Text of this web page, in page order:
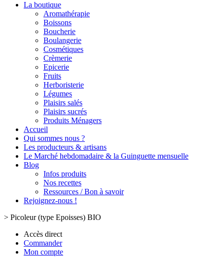
La boutique
Aromathérapie
Boissons
Boucherie
Boulangerie
Cosmétiques
Crèmerie
Epicerie
Fruits
Herboristerie
Légumes
Plaisirs salés
Plaisirs sucrés
Produits Ménagers
Accueil
Qui sommes nous ?
Les producteurs & artisans
Le Marché hebdomadaire & la Guinguette mensuelle
Blog
Infos produits
Nos recettes
Ressources / Bon à savoir
Rejoignez-nous !
> Picoleur (type Epoisses) BIO
Accès direct
Commander
Mon compte